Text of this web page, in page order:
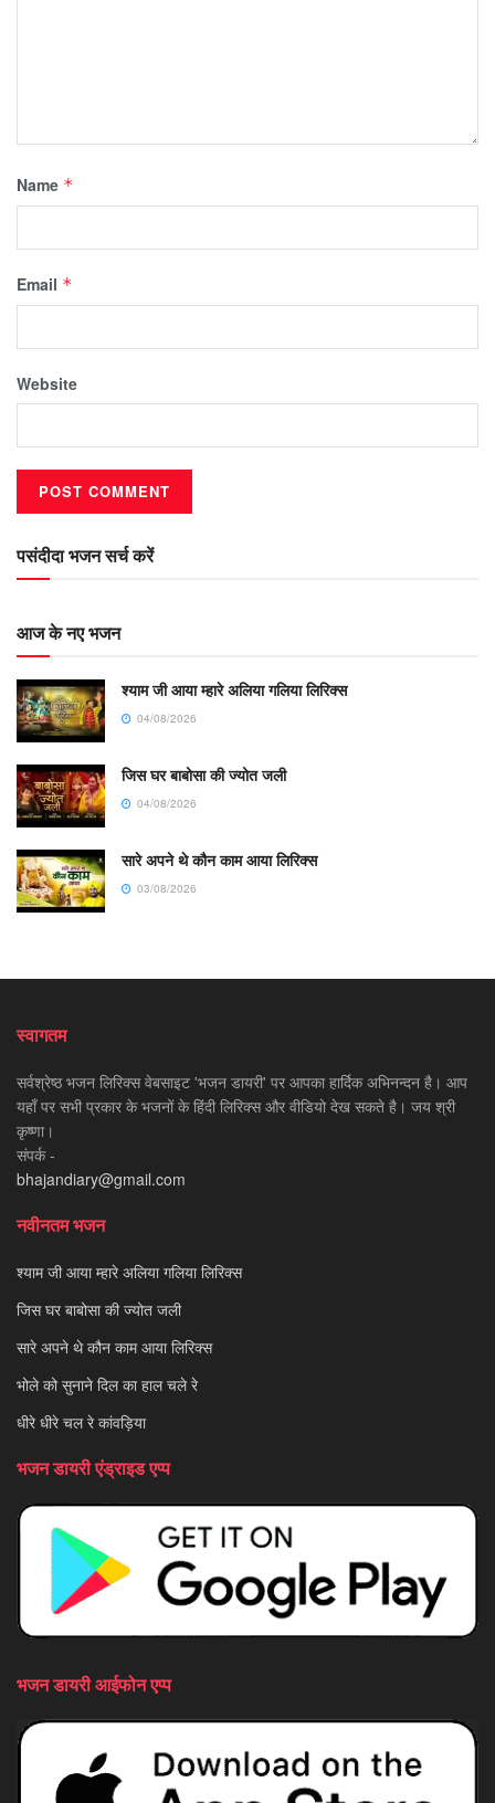
Name *
Email *
Website
पसंदीदा भजन सर्च करें
आज के नए भजन
श्याम जी आया म्हारे अलिया गलिया लिरिक्स
04/08/2026
जिस घर बाबोसा की ज्योत जली
04/08/2026
सारे अपने थे कौन काम आया लिरिक्स
03/08/2026
स्वागतम
सर्वश्रेष्ठ भजन लिरिक्स वेबसाइट 'भजन डायरी' पर आपका हार्दिक अभिनन्दन है। आप
यहाँ पर सभी प्रकार के भजनों के हिंदी लिरिक्स और वीडियो देख सकते है। जय श्री
कृष्णा।
संपर्क -
bhajandiary@gmail.com
नवीनतम भजन
श्याम जी आया म्हारे अलिया गलिया लिरिक्स
जिस घर बाबोसा की ज्योत जली
सारे अपने थे कौन काम आया लिरिक्स
भोले को सुनाने दिल का हाल चले रे
धीरे धीरे चल रे कांवड़िया
भजन डायरी एंड्राइड एप्प
भजन डायरी आईफोन एप्प